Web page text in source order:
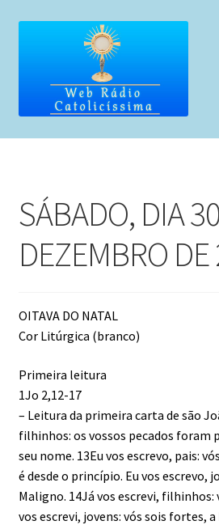
conteúdo
Home
Liturgia Diária
Horários de missas
Pedidos de oração, testemunho ou
SÁBADO, DIA
DEZEMBRO
OITAVA DO NATAL
Cor Litúrgica (branco)
Primeira leitura
1Jo 2,12-17
– Leitura da primeira carta de são
filhinhos: os vossos pecados foram
seu nome. 13Eu vos escrevo, pais:
é desde o princípio. Eu vos escrevo,
Maligno. 14Já vos escrevi, filhinhos:
vos escrevi, jovens: vós sois fortes, a